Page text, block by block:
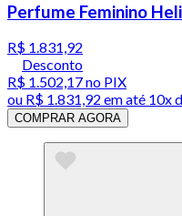
Perfume Feminino
R$ 1.831,92
Desconto
R$ 1.502,17no PIX
ou R$ 1.831,92 em até 10x
COMPRAR AGORA